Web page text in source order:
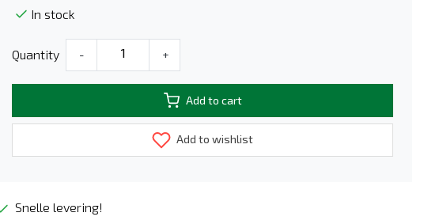
In stock
Quantity - +
Add to cart
Add to wishlist
Snelle levering!